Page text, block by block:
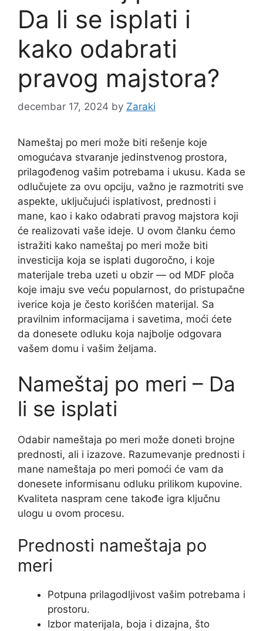
Da li se isplati i
kako odabrati
pravog majstora?
decembar 17, 2024 by Zaraki
Nameštaj po meri može biti rešenje koje
omogućava stvaranje jedinstvenog prostora,
prilagođenog vašim potrebama i ukusu. Kada se
odlučujete za ovu opciju, važno je razmotriti sve
aspekte, uključujući isplativost, prednosti i
mane, kao i kako odabrati pravog majstora koji
će realizovati vaše ideje. U ovom članku ćemo
istražiti kako nameštaj po meri može biti
investicija koja se isplati dugoročno, i koje
materijale treba uzeti u obzir — od MDF ploča
koje imaju sve veću popularnost, do pristupačne
iverice koja je često korišćen materijal. Sa
pravilnim informacijama i savetima, moći ćete
da donesete odluku koja najbolje odgovara
vašem domu i vašim željama.
Nameštaj po meri – Da
li se isplati
Odabir nameštaja po meri može doneti brojne
prednosti, ali i izazove. Razumevanje prednosti i
mane nameštaja po meri pomoći će vam da
donesete informisanu odluku prilikom kupovine.
Kvaliteta naspram cene takođe igra ključnu
ulogu u ovom procesu.
Prednosti nameštaja po
meri
Potpuna prilagodljivost vašim potrebama i
prostoru.
Izbor materijala, boja i dizajna, što